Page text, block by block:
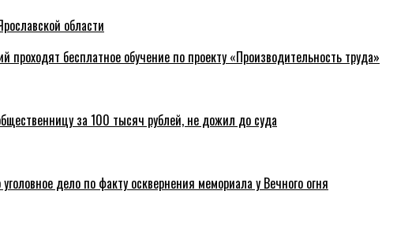
области
проходят бесплатное обучение по проекту «Производительность труда»
за 100 тысяч рублей, не дожил до суда
дело по факту осквернения мемориала у Вечного огня